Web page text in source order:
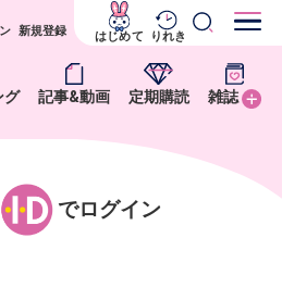
グ 記事&動画 定期購読 雑誌
新規登録 はじめて りれき
でログイン